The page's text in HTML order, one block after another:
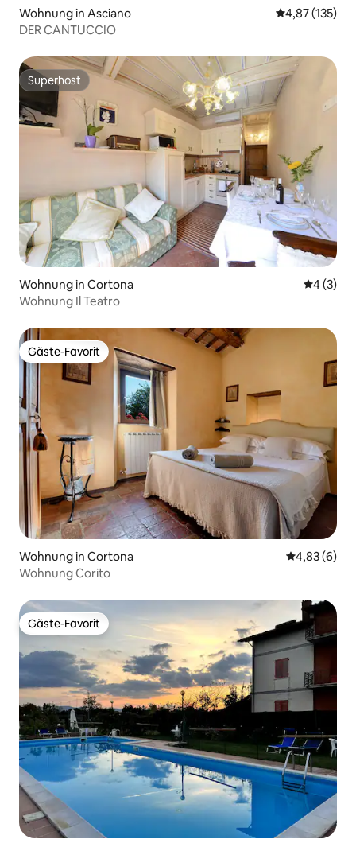
Wohnung in Asciano
4,87 (135)
DER CANTUCCIO
Superhost
Superhost
Wohnung in Cortona
4 (3)
Wohnung Il Teatro
Gäste-Favorit
Gäste-Favorit
Wohnung in Cortona
4,83 (6)
Wohnung Corito
Gäste-Favorit
Gäste-Favorit